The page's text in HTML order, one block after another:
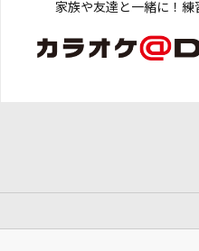
家族や友達と一緒に！練